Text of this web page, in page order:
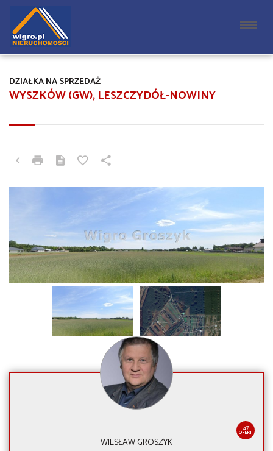
WYSZKÓW (GW), LESZCZYDÓŁ-NOWINY
DZIAŁKA NA SPRZEDAŻ
47
OFERT
WIESŁAW GROSZYK